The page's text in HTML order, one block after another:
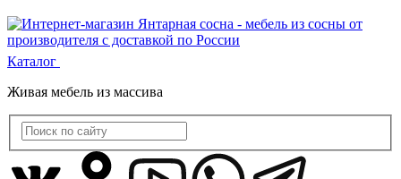
Каталог
Живая мебель из массива